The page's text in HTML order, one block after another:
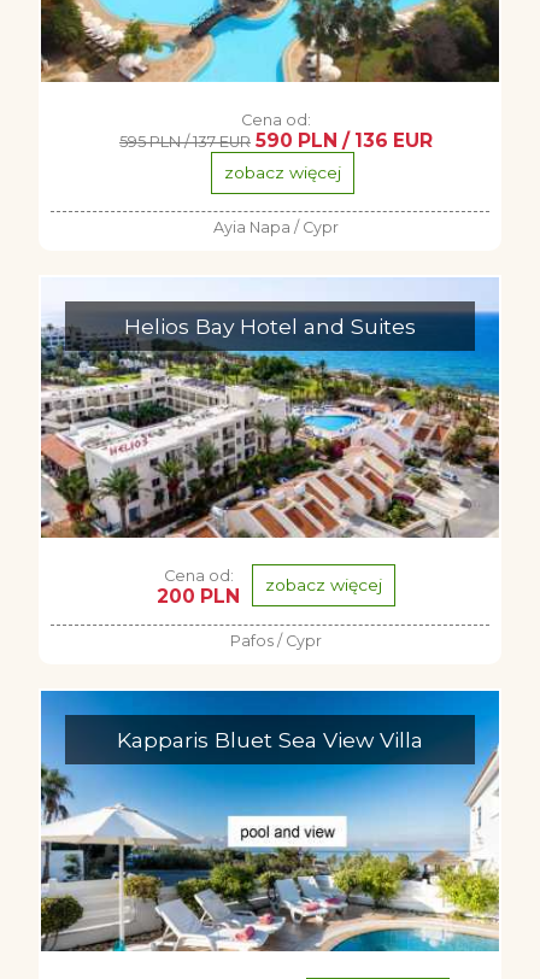
Cena od:
595 PLN / 137 EUR 590 PLN / 136 EUR
zobacz więcej
Ayia Napa / Cypr
Helios Bay Hotel and Suites
Cena od:
200 PLN zobacz więcej
Pafos / Cypr
Kapparis Bluet Sea View Villa